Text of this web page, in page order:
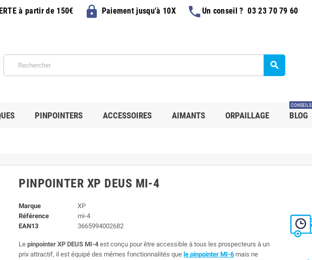
à partir de 150€ lockPaiement jusqu'à 10X phoneUn conseil ? 03 23 70 79 60
search
PINPOINTERS ACCESSOIRES AIMANTS ORPAILLAGE BLOG
CONSEILS
PINPOINTER XP DEUS MI-4
Marque
XP
Référence
mi-4
EAN13
3665994002682
Lepinpointer XP DEUS MI-4 est conçu pour être accessible à tous les prospecteurs à un
prix attractif, il est équipé des mêmes fonctionnalités que le pinpointer MI-6 mais ne